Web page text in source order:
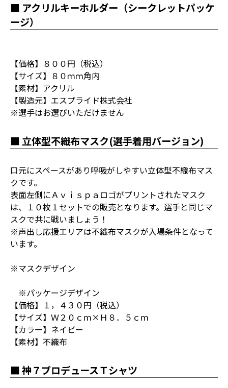
■ アクリルキーホルダー（シークレットパッケ
ージ）
【価格】８００円（税込）
【サイズ】８０ｍｍ角内
【素材】アクリル
【製造元】エスプライド株式会社
※選手はお選びいただけません
■ 立体型不織布マスク(選手着用バージョン)
口元にスペースがあり呼吸がしやすい立体型不織布マス
クです。
表面左側にＡｖｉｓｐａロゴがプリントされたマスク
は、１０枚１セットでの販売となります。選手と同じマ
スクで共に戦いましょう！
※声出し応援エリアは不織布マスクが入場条件となって
います。
※マスクデザイン
※パッケージデザイン
【価格】１，４３０円（税込）
【サイズ】Ｗ２０ｃｍ×Ｈ８．５ｃｍ
【カラー】ネイビー
【素材】不織布
■ 神７プロデュースＴシャツ